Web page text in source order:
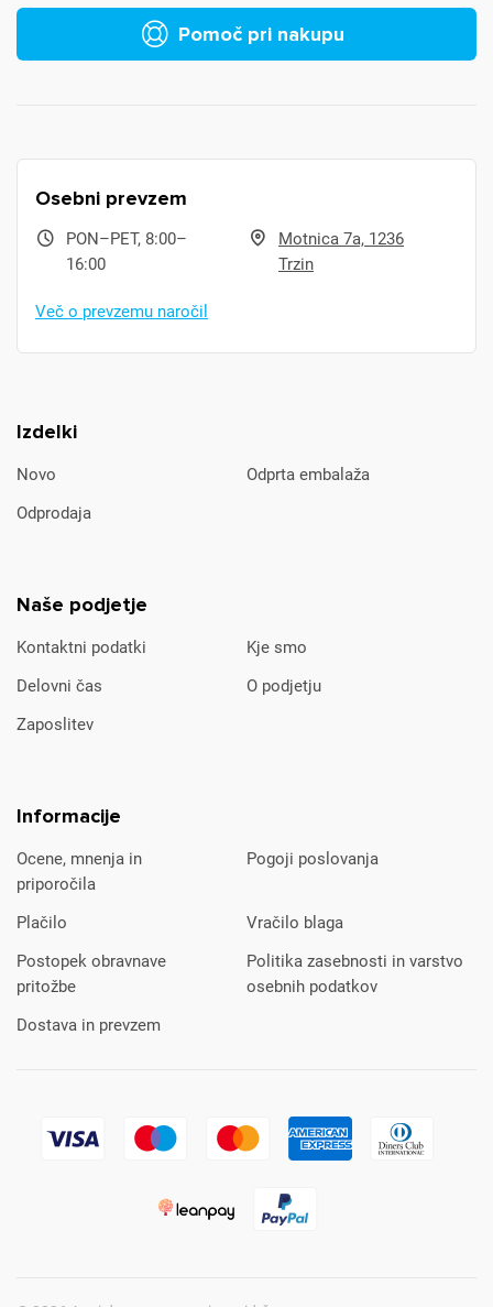
Pomoč pri nakupu
Izdelki
Novo
Odprta embalaža
Odprodaja
Naše podjetje
Kontaktni podatki
Kje smo
Delovni čas
O podjetju
Zaposlitev
Informacije
Ocene, mnenja in
priporočila
Pogoji poslovanja
Plačilo
Vračilo blaga
Postopek obravnave
pritožbe
Politika zasebnosti in varstvo
osebnih podatkov
Dostava in prevzem
Osebni prevzem
PON–PET, 8:00–
16:00
Motnica 7a, 1236
Trzin
Več o prevzemu naročil